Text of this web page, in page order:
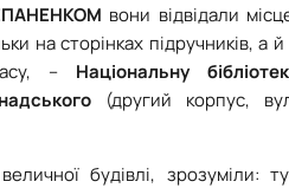
вони відвідали
на сторінках підручників, а й
– Національну
(другий корпус,
будівлі, зрозуміли: